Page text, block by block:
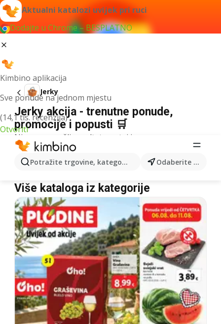
Aktualni katalozi uvijek pri ruci
Dodajte u Chrome – BESPLATNO
Kimbino aplikacija
Sve ponude na jednom mjestu
(14,1 tis. recenzija)
Otvoriti
Potražite trgovine, kategorije, proizvode... Odaberite grad
Jerky
Jerky akcija - trenutne ponude,
promocije i popusti 🛒
Nismo pronašli rezultate za taj izraz.
Jerky u akciji - Gdje kupiti?
Kaufland Jerky Jerky
Više kataloga iz kategorije